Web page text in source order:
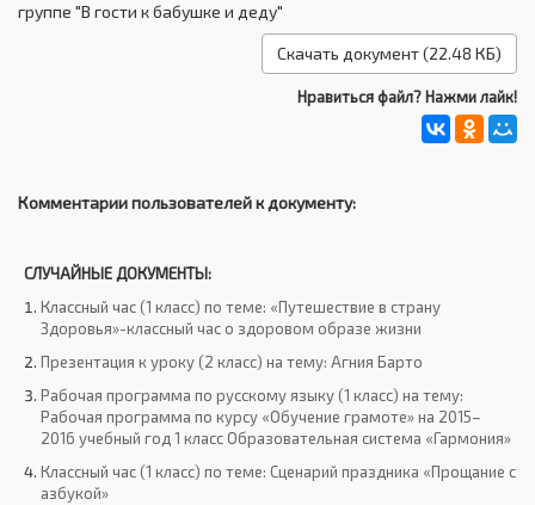
группе "В гости к бабушке и деду"
Скачать документ (22.48 КБ)
Нравиться файл? Нажми лайк!
Комментарии пользователей к документу:
СЛУЧАЙНЫЕ ДОКУМЕНТЫ:
Классный час (1 класс) по теме: «Путешествие в страну
Здоровья»-классный час о здоровом образе жизни
Презентация к уроку (2 класс) на тему: Агния Барто
Рабочая программа по русскому языку (1 класс) на тему:
Рабочая программа по курсу «Обучение грамоте» на 2015–
2016 учебный год 1 класс Образовательная система «Гармония»
Классный час (1 класс) по теме: Сценарий праздника «Прощание с
азбукой»